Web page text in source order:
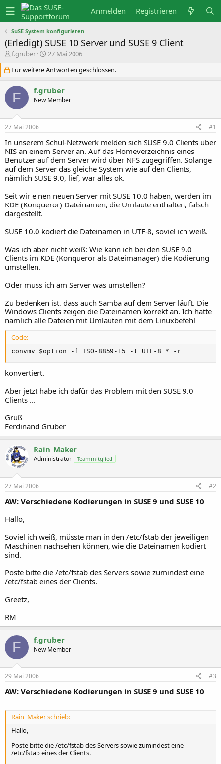
Anmelden Registrieren
SuSE System konfigurieren
(Erledigt) SUSE 10 Server und SUSE 9 Client
E
s
t
e
f.gruber
E
s
t
l
l
m
27 Mai 2006
Für weitere Antworten geschlossen.
F f.gruber
New Member
27 Mai 2006 #1
In unserem Schul-Netzwerk melden sich SUSE 9.0 Clients über
NIS an einem Server an. Auf das Homeverzeichnis eines
Benutzer auf dem Server wird über NFS zugegriffen. Solange
auf dem Server das gleiche System wie auf den Clients,
nämlich SUSE 9.0, lief, war alles ok.
Seit wir einen neuen Server mit SUSE 10.0 haben, werden im
KDE (Konqueror) Dateinamen, die Umlaute enthalten, falsch
dargestellt.
SUSE 10.0 kodiert die Dateinamen in UTF-8, soviel ich weiß.
Was ich aber nicht weiß: Wie kann ich bei den SUSE 9.0
Clients im KDE (Konqueror als Dateimanager) die Kodierung
umstellen.
Oder muss ich am Server was umstellen?
Zu bedenken ist, dass auch Samba auf dem Server läuft. Die
Windows Clients zeigen die Dateinamen korrekt an. Ich hatte
nämlich alle Dateien mit Umlauten mit dem Linuxbefehl
Code:
convmv $option -f ISO-8859-15 -t UTF-8 * -r
konvertiert.
Aber jetzt habe ich dafür das Problem mit den SUSE 9.0
Clients ...
Gruß
Ferdinand Gruber
Rain_Maker
Administrator Teammitglied
27 Mai 2006 #2
AW: Verschiedene Kodierungen in SUSE 9 und SUSE 10
Hallo,
Soviel ich weiß, müsste man in den /etc/fstab der jeweiligen
Maschinen nachsehen können, wie die Dateinamen kodiert
sind.
Poste bitte die /etc/fstab des Servers sowie zumindest eine
/etc/fstab eines der Clients.
Greetz,
RM
F f.gruber
New Member
29 Mai 2006 #3
AW: Verschiedene Kodierungen in SUSE 9 und SUSE 10
Rain_Maker schrieb:
Hallo,
Poste bitte die /etc/fstab des Servers sowie zumindest eine
/etc/fstab eines der Clients.